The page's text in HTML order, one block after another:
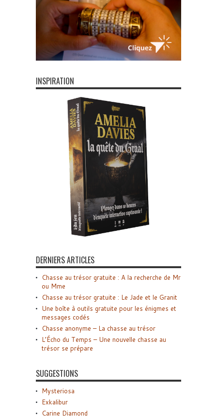
INSPIRATION
DERNIERS ARTICLES
Chasse au trésor gratuite : A la recherche de Mr
ou Mme
Chasse au trésor gratuite : Le Jade et le Granit
Une boîte à outils gratuite pour les énigmes et
messages codés
Chasse anonyme – La chasse au trésor
L’Écho du Temps – Une nouvelle chasse au
trésor se prépare
SUGGESTIONS
Mysteriosa
Exkalibur
Carine Diamond